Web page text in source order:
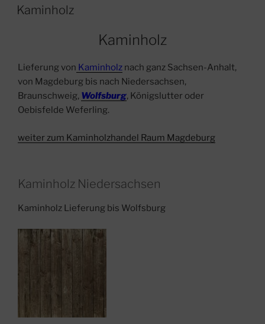
AM
Kaminholz
Kaminholz
Lieferung von Kaminholz nach ganz Sachsen-Anhalt,
von Magdeburg bis nach Niedersachsen,
Braunschweig, Wolfsburg, Königslutter oder
Oebisfelde Weferling.
weiter zum Kaminholzhandel Raum Magdeburg
Kaminholz Niedersachsen
Kaminholz Lieferung bis Wolfsburg